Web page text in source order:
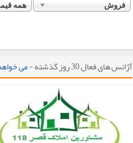
فروش همه
آژانس های فعال 30 روز گذشته - می